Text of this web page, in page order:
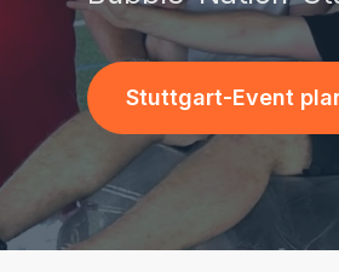
Stuttgart-Event